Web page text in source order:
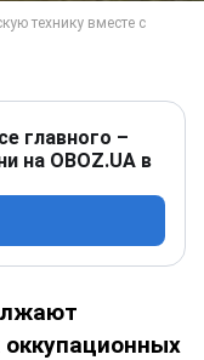
главного –
на OBOZ.UA в